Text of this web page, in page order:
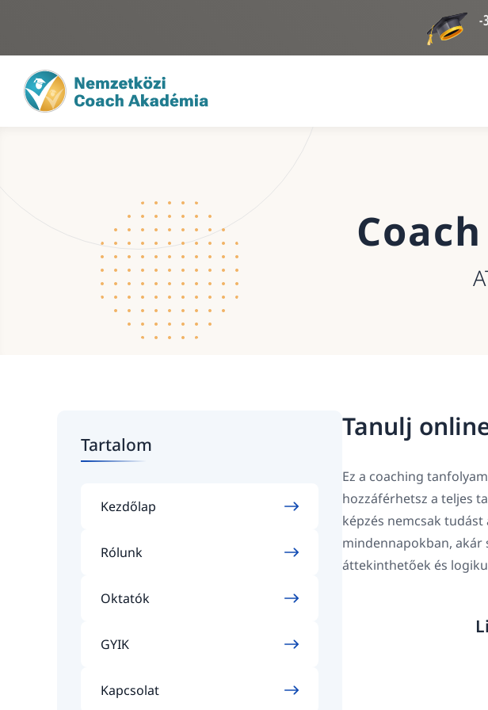
-
Tartalom
Kezdőlap
Rólunk
Oktatók
GYIK
Kapcsolat
Tanulj
Ez a coaching
hozzáférhetsz a teljes
képzés nemcsak
mindennapokban, akár
áttekinthetőek és